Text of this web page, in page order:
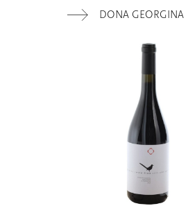
DONA GEORGINA